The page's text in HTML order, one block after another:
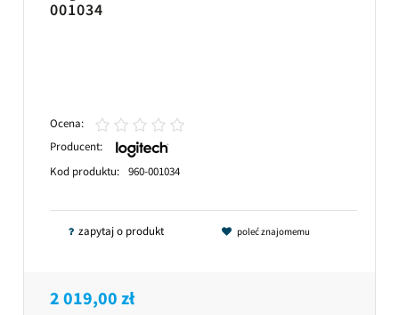
001034
Ocena:
Producent:
Kod produktu: 960-001034
zapytaj o produkt poleć znajomemu
2 019,00 zł